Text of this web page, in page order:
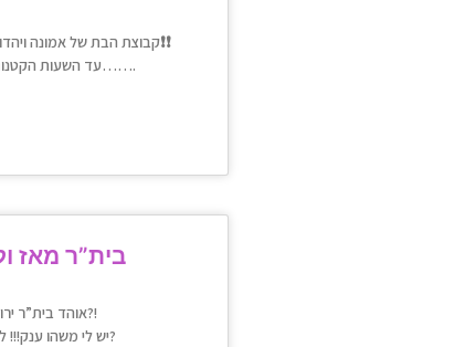
קבוצת הבת של אמונה ויהדות לדיבורים בלבד❗❗
עד השעות הקטנות של הלילה…….
בית”ר מאז
אוהד בית”ר ירושלים?!
יש לי משהו ענק!!! להציע לך?